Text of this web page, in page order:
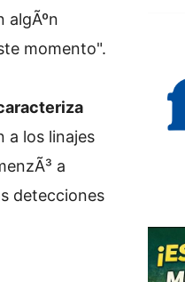
algÃºn
momento".
a los linajes
a
detecciones